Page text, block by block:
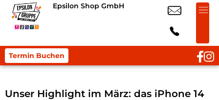
Epsilon Shop GmbH
Termin Buchen
Unser Highlight im März: das iPhone 14